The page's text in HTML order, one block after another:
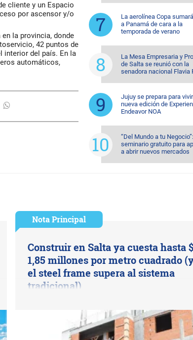
cliente y un Espacio
por ascensor y/o
la provincia, donde
42 puntos de
interior del país. En la
automáticos,
La aerolínea Copa
a Panamá de cara a la
temporada de verano
La Mesa Empresaria y
de Salta se reunió con la
senadora nacional Flavia
Jujuy se prepara para
nueva edición de
Endeavor NOA
“Del Mundo a tu
seminario gratuito para
a abrir nuevos mercados
Nota Principal
Construir en Salta ya cuesta hasta
1,85 millones por metro cuadrado
el steel frame supera al sistema
tradicional)